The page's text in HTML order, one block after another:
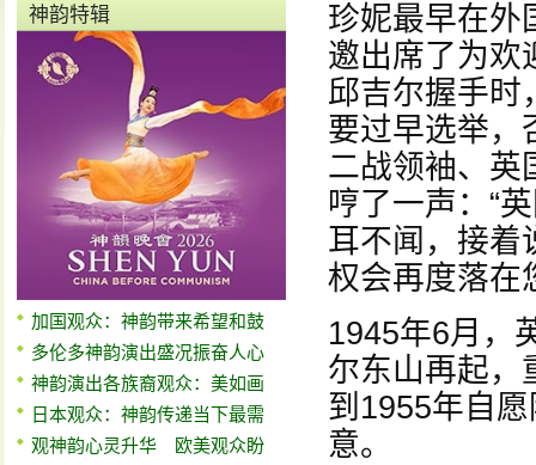
神韵特辑
加国观众：神韵带来希望和鼓
多伦多神韵演出盛况振奋人心
神韵演出各族裔观众：美如画
日本观众：神韵传递当下最需
观神韵心灵升华 欧美观众盼
珍妮最早在外
邀出席了为欢
邱吉尔握手时
要过早选举，
二战领袖、英
哼了一声：“
耳不闻，接着
权会再度落在
1945年6月，
尔东山再起，
到1955年自
意。